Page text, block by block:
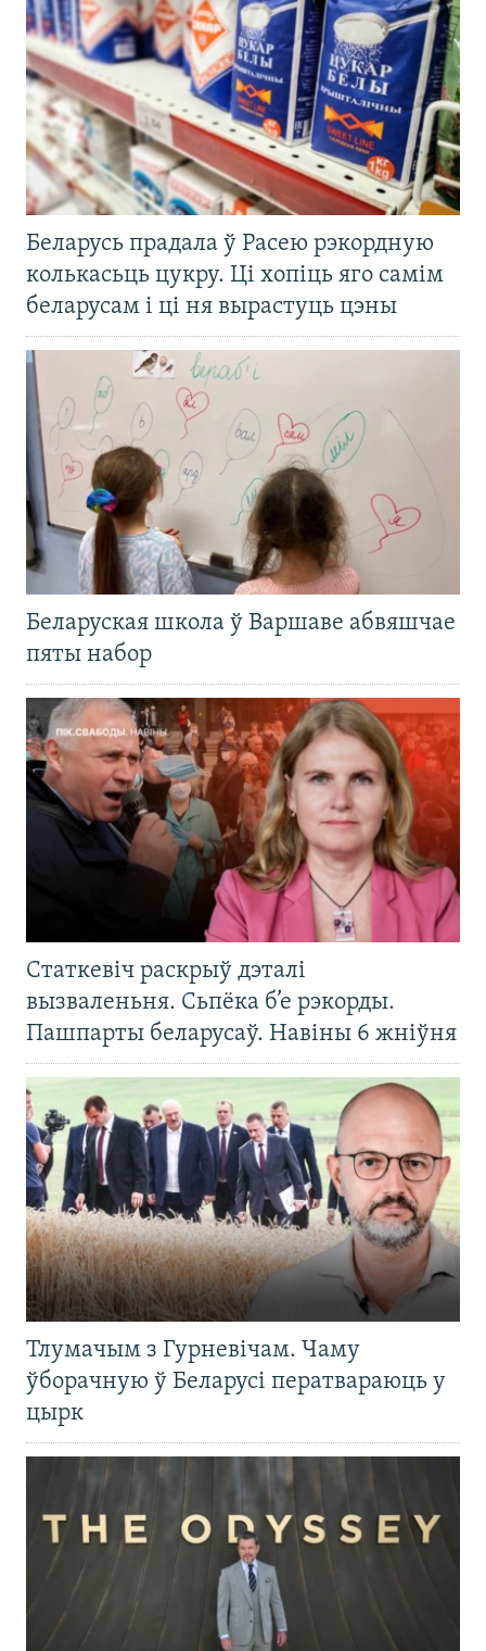
Беларусь прадала ў Расею рэкордную
колькасьць цукру. Ці хопіць яго самім
беларусам і ці ня вырастуць цэны
Беларуская школа ў Варшаве абвяшчае
пяты набор
Статкевіч раскрыў дэталі
вызваленьня. Сьпёка б’е рэкорды.
Пашпарты беларусаў. Навіны 6 жніўня
Тлумачым з Гурневічам. Чаму
ўборачную ў Беларусі ператвараюць у
цырк